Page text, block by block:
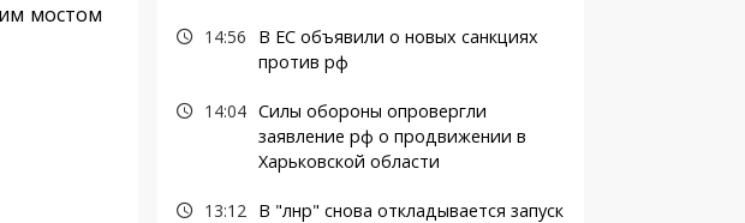
мостом
14:56
В ЕС объявили о новых санкциях
против рф
14:04 Силы обороны опровергли
заявление рф о продвижении в
Харьковской области
13:12
В "лнр" снова откладывается запуск